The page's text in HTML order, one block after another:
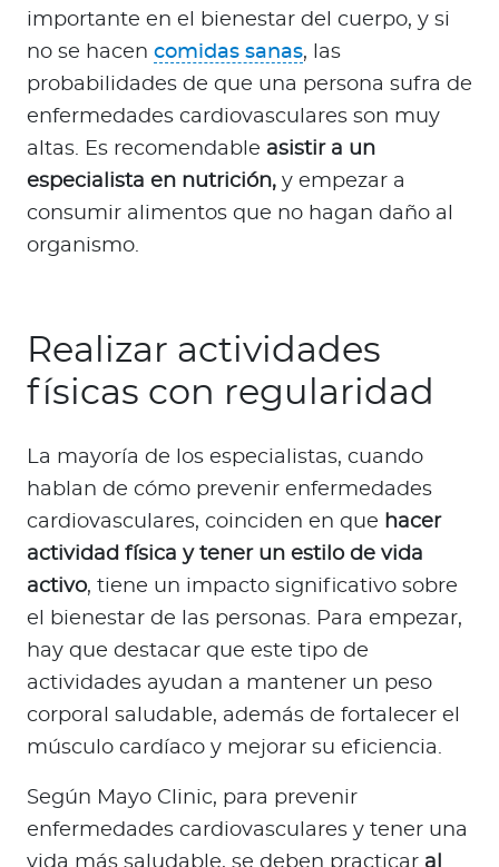
importante en el bienestar del cuerpo, y si
no se hacen comidas sanas, las
probabilidades de que una persona sufra de
enfermedades cardiovasculares son muy
altas. Es recomendable asistir a un
especialista en nutrición, y empezar a
consumir alimentos que no hagan daño al
organismo.
Realizar actividades
físicas con regularidad
La mayoría de los especialistas, cuando
hablan de cómo prevenir enfermedades
cardiovasculares, coinciden en que hacer
actividad física y tener un estilo de vida
activo, tiene un impacto significativo sobre
el bienestar de las personas. Para empezar,
hay que destacar que este tipo de
actividades ayudan a mantener un peso
corporal saludable, además de fortalecer el
músculo cardíaco y mejorar su eficiencia.
Según Mayo Clinic, para prevenir
enfermedades cardiovasculares y tener una